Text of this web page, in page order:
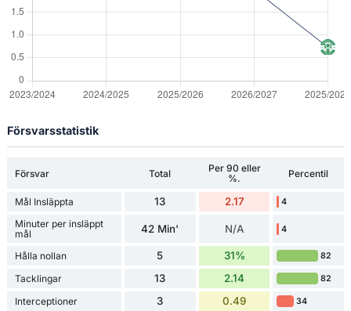
Försvarsstatistik
Försvar Total
Per 90 eller
%.
Percentil
Mål Insläppta 13 2.17 4
Minuter per insläppt
mål
42 Min' N/A 4
Hålla nollan 5 31% 82
Tacklingar 13 2.14 82
Interceptioner 3 0.49 34